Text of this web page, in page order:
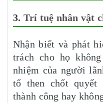
3. Trí tuệ nhân vật
Nhận biết và phát
trách cho họ
nhiệm của người
tố then chốt quyết
thành công hay